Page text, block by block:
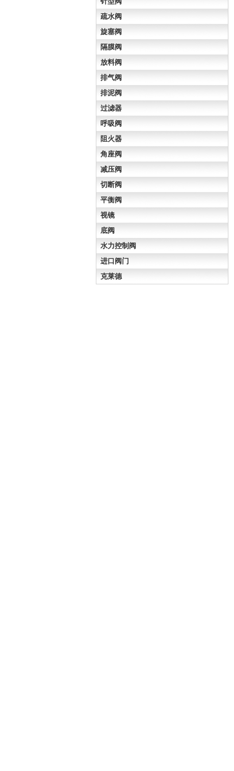
疏水阀
旋塞阀
隔膜阀
放料阀
排气阀
排泥阀
过滤器
呼吸阀
阻火器
角座阀
减压阀
切断阀
平衡阀
视镜
底阀
水力控制阀
进口阀门
克莱德